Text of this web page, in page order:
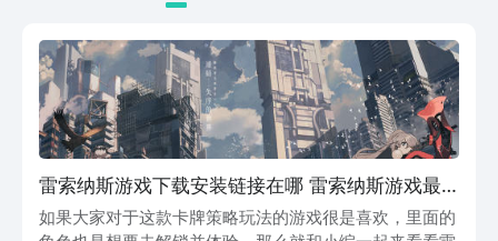
雷索纳斯游戏下载安装链接在哪 雷索纳斯游戏最
新安装链接推荐
如果大家对于这款卡牌策略玩法的游戏很是喜欢，里面的